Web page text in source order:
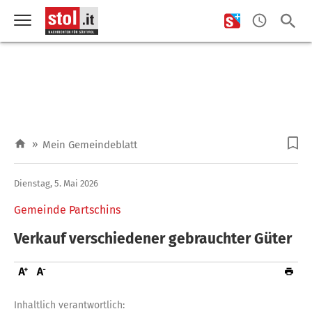
» Mein Gemeindeblatt
Gemeinde Partschins
Dienstag, 5. Mai 2026
Verkauf verschiedener gebrauchter Güter
Inhaltlich verantwortlich: